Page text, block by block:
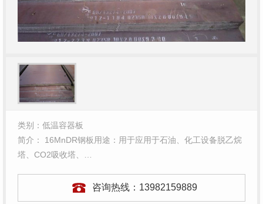
类别：低温容器板
简介： 16MnDR钢板用途：用于应用于石油、化工设备脱乙烷
塔、CO2吸收塔、…
咨询热线： 13982159889